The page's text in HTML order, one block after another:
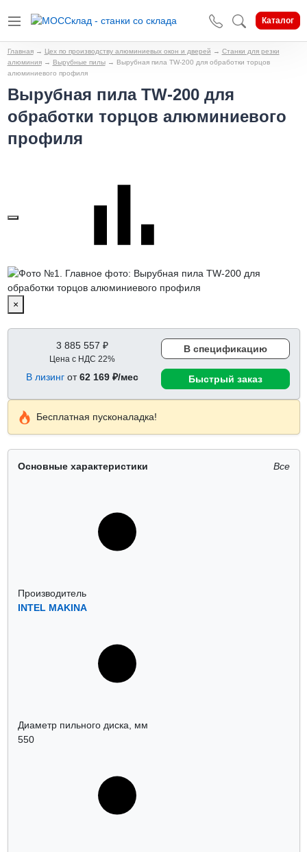
Каталог
Главная → Цех по производству алюминиевых окон и дверей → Станки для резки
алюминия → Вырубные пилы → Вырубная пила TW-200 для обработки торцов
алюминиевого профиля
Вырубная пила TW-200 для
обработки торцов алюминиевого
профиля
×
3 885 557 ₽
Цена с НДС 22%
В лизингот62 169 ₽/мес
В спецификацию
Быстрый заказ
Бесплатная пусконаладка!
Основные характеристики Все
Производитель
INTEL MAKINA
Диаметр пильного диска, мм
550